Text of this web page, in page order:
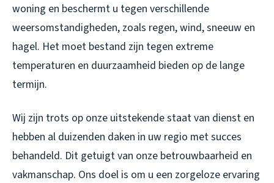
woning en beschermt u tegen verschillende
weersomstandigheden, zoals regen, wind, sneeuw en
hagel. Het moet bestand zijn tegen extreme
temperaturen en duurzaamheid bieden op de lange
termijn.
Wij zijn trots op onze uitstekende staat van dienst en
hebben al duizenden daken in uw regio met succes
behandeld. Dit getuigt van onze betrouwbaarheid en
vakmanschap. Ons doel is om u een zorgeloze ervaring